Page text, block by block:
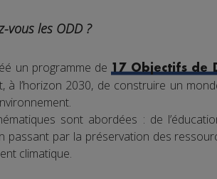
vous les ODD ?
un programme de17 Objectifs de
à l’horizon 2030, de construire un
sont abordées : de
passant par la préservation des
climatique.